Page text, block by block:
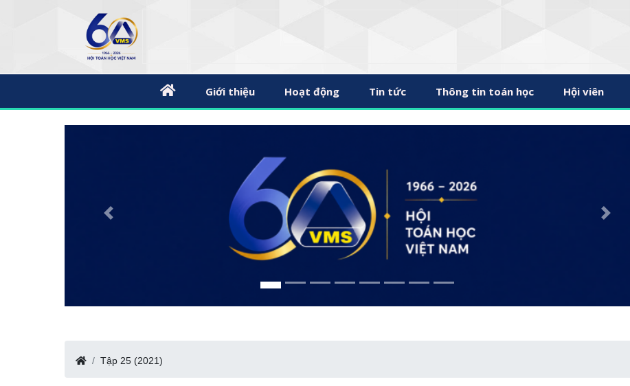
Giới thiệu Hoạt động Tin tức Thông tin toán học Hội viên
Tập 25 (2021)